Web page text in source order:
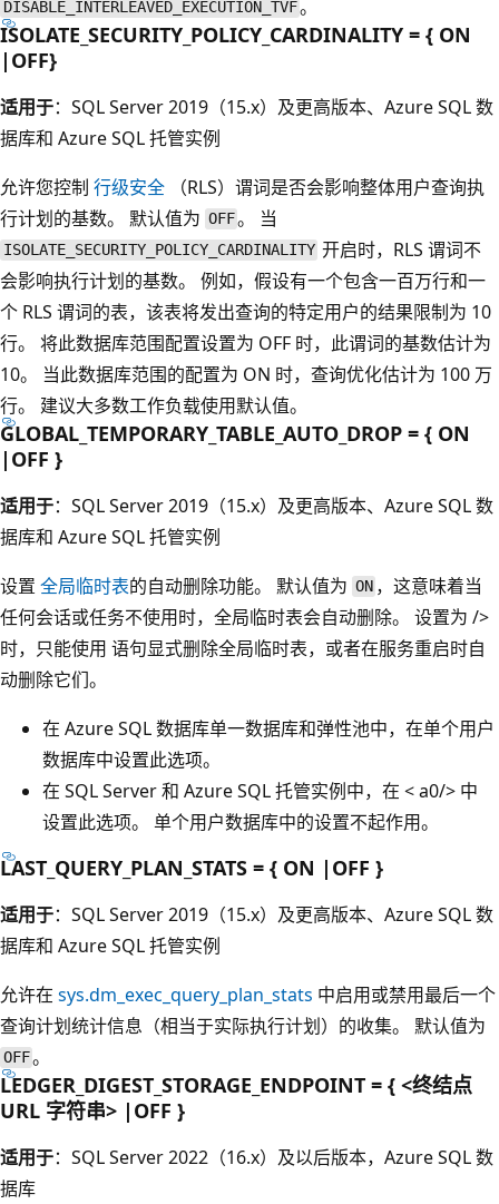
DISABLE_INTERLEAVED_EXECUTION_TVF。
ISOLATE_SECURITY_POLICY_CARDINALITY = { ON
|OFF}
适用于：SQL Server 2019（15.x）及更高版本、Azure SQL 数
据库和 Azure SQL 托管实例
允许您控制 行级安全 （RLS）谓词是否会影响整体用户查询执
行计划的基数。 默认值为 OFF。 当
ISOLATE_SECURITY_POLICY_CARDINALITY 开启时，RLS 谓词不
会影响执行计划的基数。 例如，假设有一个包含一百万行和一
个 RLS 谓词的表，该表将发出查询的特定用户的结果限制为 10
行。 将此数据库范围配置设置为 OFF 时，此谓词的基数估计为
10。 当此数据库范围的配置为 ON 时，查询优化估计为 100 万
行。 建议大多数工作负载使用默认值。
GLOBAL_TEMPORARY_TABLE_AUTO_DROP = { ON
|OFF }
适用于：SQL Server 2019（15.x）及更高版本、Azure SQL 数
据库和 Azure SQL 托管实例
设置 全局临时表的自动删除功能。 默认值为 ON ，这意味着当
任何会话或任务不使用时，全局临时表会自动删除。 设置为 />
时，只能使用 语句显式删除全局临时表，或者在服务重启时自
动删除它们。
在 Azure SQL 数据库单一数据库和弹性池中，在单个用户
数据库中设置此选项。
在 SQL Server 和 Azure SQL 托管实例中，在 < a0/> 中
设置此选项。 单个用户数据库中的设置不起作用。
LAST_QUERY_PLAN_STATS = { ON |OFF }
适用于：SQL Server 2019（15.x）及更高版本、Azure SQL 数
据库和 Azure SQL 托管实例
允许在 sys.dm_exec_query_plan_stats 中启用或禁用最后一个
查询计划统计信息（相当于实际执行计划）的收集。 默认值为
OFF。
LEDGER_DIGEST_STORAGE_ENDPOINT = { <终结点
URL 字符串> |OFF }
适用于：SQL Server 2022（16.x）及以后版本，Azure SQL 数
据库